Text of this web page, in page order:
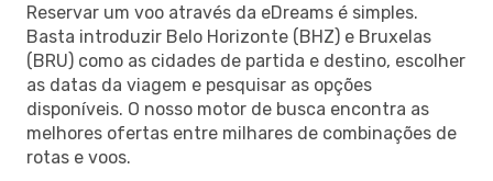
Reservar um voo através da eDreams é simples.
Basta introduzir Belo Horizonte (BHZ) e Bruxelas
(BRU) como as cidades de partida e destino, escolher
as datas da viagem e pesquisar as opções
disponíveis. O nosso motor de busca encontra as
melhores ofertas entre milhares de combinações de
rotas e voos.